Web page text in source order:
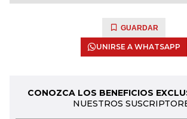
GUARDAR
UNIRSE A WHATSAPP
CONOZCA LOS BENEFICIOS
NUESTROS